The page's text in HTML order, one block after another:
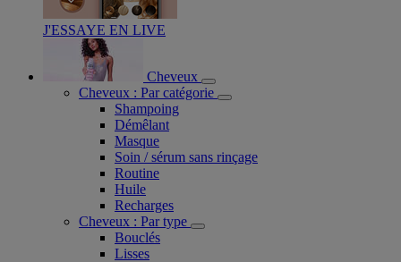
J'ESSAYE EN LIVE
Cheveux
Cheveux : Par catégorie
Shampoing
Démêlant
Masque
Soin / sérum sans rinçage
Routine
Huile
Recharges
Cheveux : Par type
Bouclés
Lisses